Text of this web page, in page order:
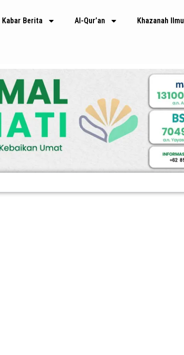
Kabar Berita Al-Qur’an Khazanah Ilmu